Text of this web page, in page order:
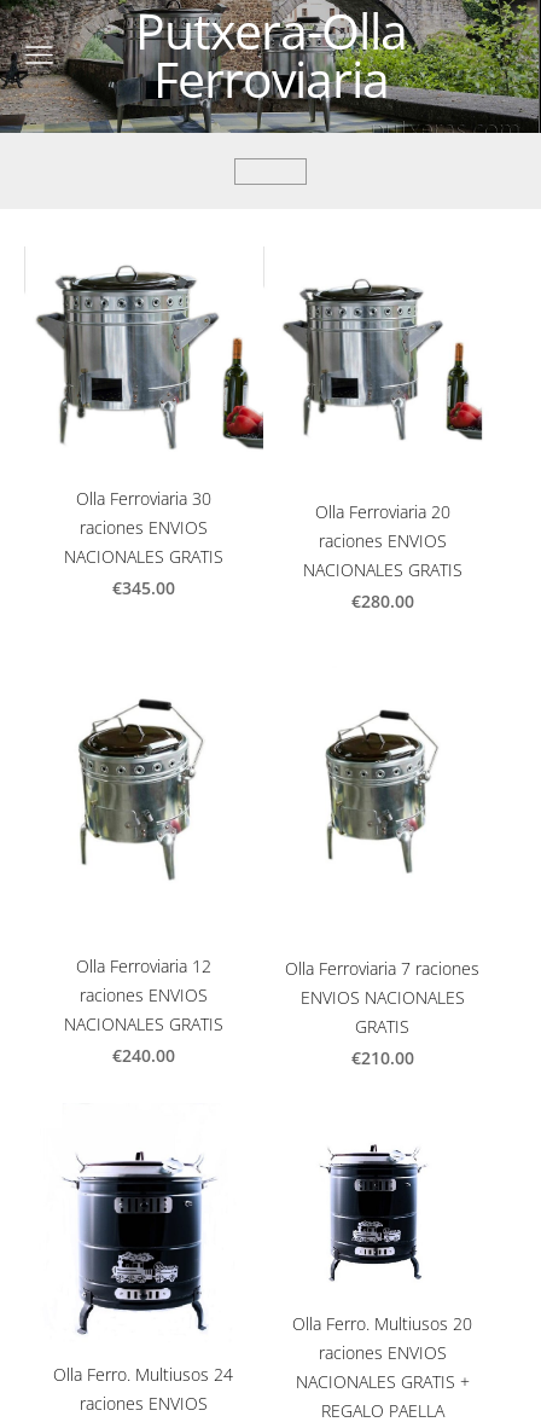
Putxera-Olla
Ferroviaria
Olla Ferroviaria 30
raciones ENVIOS
NACIONALES GRATIS
€345.00
Olla Ferroviaria 20
raciones ENVIOS
NACIONALES GRATIS
€280.00
Olla Ferroviaria 12
raciones ENVIOS
NACIONALES GRATIS
€240.00
Olla Ferroviaria 7 raciones
ENVIOS NACIONALES
GRATIS
€210.00
Olla Ferro. Multiusos 24
raciones ENVIOS
Olla Ferro. Multiusos 20
raciones ENVIOS
NACIONALES GRATIS +
REGALO PAELLA